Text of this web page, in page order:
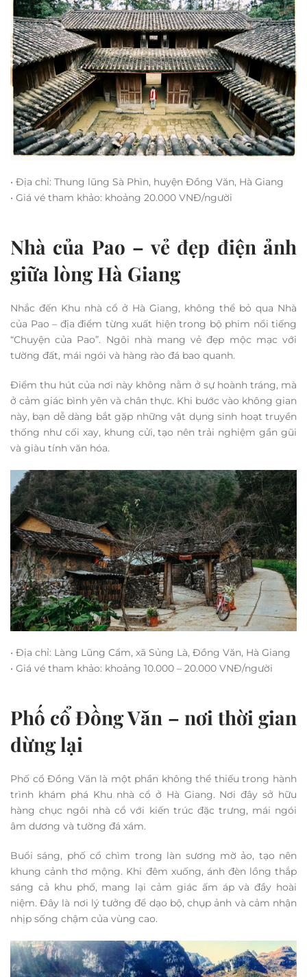
• Địa chỉ: Thung lũng Sà Phìn, huyện Đồng Văn, Hà Giang
• Giá vé tham khảo: khoảng 20.000 VNĐ/người
Nhà của Pao – vẻ đẹp điện ảnh
giữa lòng Hà Giang
Nhắc đến Khu nhà cổ ở Hà Giang, không thể bỏ qua Nhà
của Pao – địa điểm từng xuất hiện trong bộ phim nổi tiếng
“Chuyện của Pao”. Ngôi nhà mang vẻ đẹp mộc mạc với
tường đất, mái ngói và hàng rào đá bao quanh.
Điểm thu hút của nơi này không nằm ở sự hoành tráng, mà
ở cảm giác bình yên và chân thực. Khi bước vào không gian
này, bạn dễ dàng bắt gặp những vật dụng sinh hoạt truyền
thống như cối xay, khung cửi, tạo nên trải nghiệm gần gũi
và giàu tính văn hóa.
• Địa chỉ: Làng Lũng Cẩm, xã Sủng Là, Đồng Văn, Hà Giang
• Giá vé tham khảo: khoảng 10.000 – 20.000 VNĐ/người
Phố cổ Đồng Văn – nơi thời gian
dừng lại
Phố cổ Đồng Văn là một phần không thể thiếu trong hành
trình khám phá Khu nhà cổ ở Hà Giang. Nơi đây sở hữu
hàng chục ngôi nhà cổ với kiến trúc đặc trưng, mái ngói
âm dương và tường đá xám.
Buổi sáng, phố cổ chìm trong làn sương mờ ảo, tạo nên
khung cảnh thơ mộng. Khi đêm xuống, ánh đèn lồng thắp
sáng cả khu phố, mang lại cảm giác ấm áp và đầy hoài
niệm. Đây là nơi lý tưởng để dạo bộ, chụp ảnh và cảm nhận
nhịp sống chậm của vùng cao.